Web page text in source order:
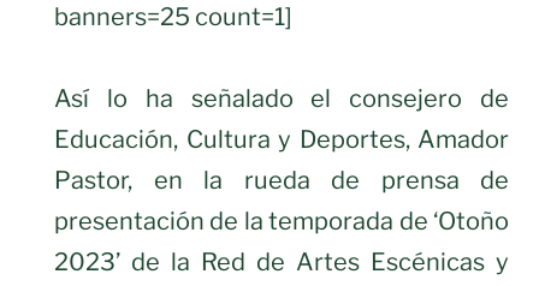
banners=25 count=1]
Así lo ha señalado el consejero de
Educación, Cultura y Deportes, Amador
Pastor, en la rueda de prensa de
presentación de la temporada de ‘Otoño
2023’ de la Red de Artes Escénicas y